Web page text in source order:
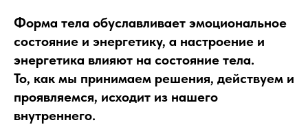
Форма тела обуславливает эмоциональное
состояние и энергетику, а настроение и
энергетика влияют на состояние тела.
То, как мы принимаем решения, действуем и
проявляемся, исходит из нашего
внутреннего.